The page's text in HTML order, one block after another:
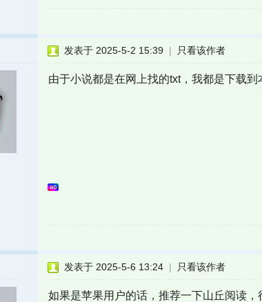
发表于 2025-5-2 15:39 | 只看该作者
由于小说都是在网上找的txt，我都是下载
发表于 2025-5-6 13:24 | 只看该作者
如果是苹果用户的话，推荐一下山丘阅读